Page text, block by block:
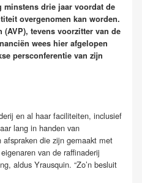
minstens drie jaar voordat de
overgenomen kan worden.
tevens voorzitter van de
wees hier afgelopen
persconferentie van zijn
en al haar faciliteiten, inclusief
lang in handen van
die zijn gemaakt met
van de raffinaderij
aldus Yrausquin. “Zo’n besluit